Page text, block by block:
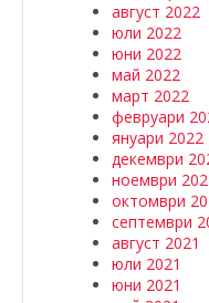
август 2022
юли 2022
юни 2022
май 2022
март 2022
февруари
януари 2022
декември
ноември
октомври
септември
август 2021
юли 2021
юни 2021